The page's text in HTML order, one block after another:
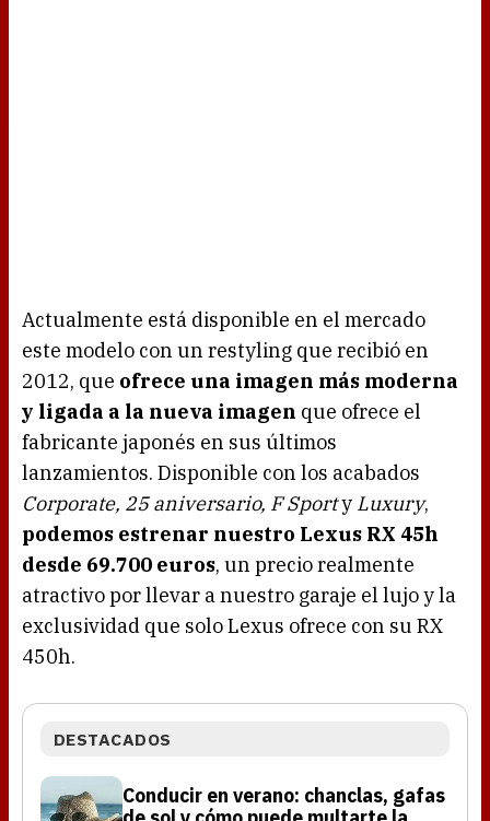
Actualmente está disponible en el mercado
este modelo con un restyling que recibió en
2012, que ofrece una imagen más moderna
y ligada a la nueva imagen que ofrece el
fabricante japonés en sus últimos
lanzamientos. Disponible con los acabados
Corporate, 25 aniversario, F Sporty Luxury,
podemos estrenar nuestro Lexus RX 45h
desde 69.700 euros, un precio realmente
atractivo por llevar a nuestro garaje el lujo y la
exclusividad que solo Lexus ofrece con su RX
450h.
DESTACADOS
Conducir en verano: chanclas, gafas